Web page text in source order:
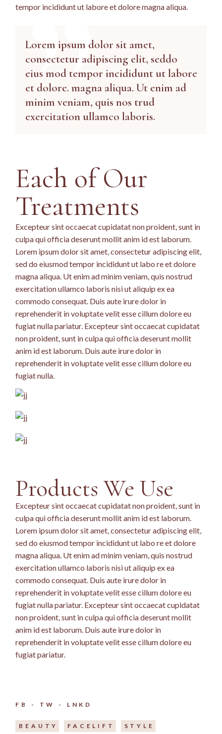
tempor incididunt ut labore et dolore magna aliqua.
Lorem ipsum dolor sit amet,
consectetur adipiscing elit, seddo
eius mod tempor incididunt ut labore
et dolore. magna aliqua. Ut enim ad
minim veniam, quis nos trud
exercitation ullamco laboris.
Each of Our
Treatments
Excepteur sint occaecat cupidatat non proident, sunt in
culpa qui officia deserunt mollit anim id est laborum.
Lorem ipsum dolor sit amet, consectetur adipiscing elit,
sed do eiusmod tempor incididunt ut labo re et dolore
magna aliqua. Ut enim ad minim veniam, quis nostrud
exercitation ullamco laboris nisi ut aliquip ex ea
commodo consequat. Duis aute irure dolor in
reprehenderit in voluptate velit esse cillum dolore eu
fugiat nulla pariatur. Excepteur sint occaecat cupidatat
non proident, sunt in culpa qui officia deserunt mollit
anim id est laborum. Duis aute irure dolor in
reprehenderit in voluptate velit esse cillum dolore eu
fugiat nulla.
Products We Use
Excepteur sint occaecat cupidatat non proident, sunt in
culpa qui officia deserunt mollit anim id est laborum.
Lorem ipsum dolor sit amet, consectetur adipiscing elit,
sed do eiusmod tempor incididunt ut labo re et dolore
magna aliqua. Ut enim ad minim veniam, quis nostrud
exercitation ullamco laboris nisi ut aliquip ex ea
commodo consequat. Duis aute irure dolor in
reprehenderit in voluptate velit esse cillum dolore eu
fugiat nulla pariatur. Excepteur sint occaecat cupidatat
non proident, sunt in culpa qui officia deserunt mollit
anim id est laborum. Duis aute irure dolor in
reprehenderit in voluptate velit esse cillum dolore eu
fugiat pariatur.
FB TW LNKD
BEAUTY FACELIFT STYLE